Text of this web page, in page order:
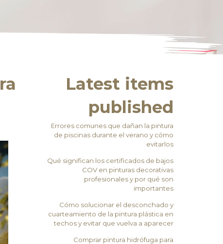
Latest items
published
Errores comunes que dañan la pintura
de piscinas durante el verano y cómo
evitarlos
Qué significan los certificados de bajos
COV en pinturas decorativas
profesionales y por qué son
importantes
Cómo solucionar el desconchado y
cuarteamiento de la pintura plástica en
techos y evitar que vuelva a aparecer
Comprar pintura hidrófuga para